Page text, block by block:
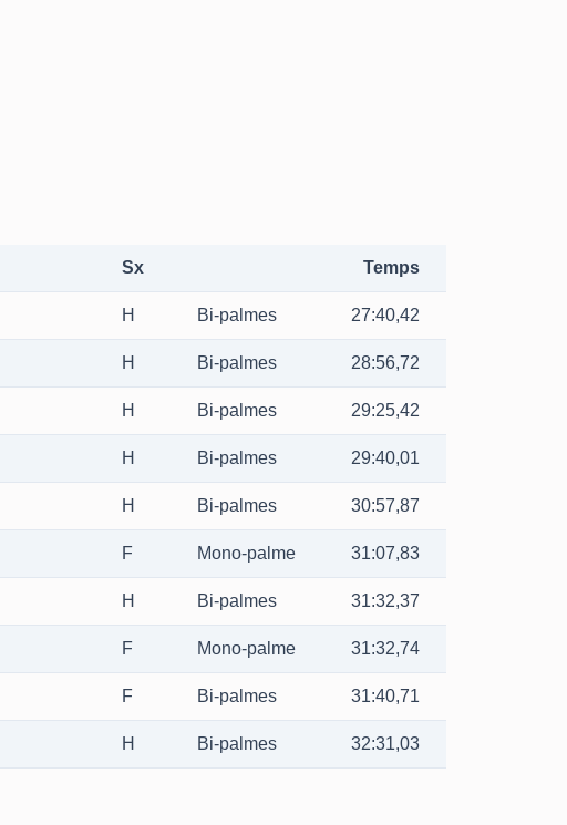
Sx Temps
H Bi-palmes 27:40,42
H Bi-palmes 28:56,72
H Bi-palmes 29:25,42
H Bi-palmes 29:40,01
H Bi-palmes 30:57,87
F Mono-palme 31:07,83
H Bi-palmes 31:32,37
F Mono-palme 31:32,74
F Bi-palmes 31:40,71
H Bi-palmes 32:31,03